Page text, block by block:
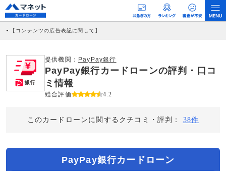
【コンテンツの広告表記に関して】
社に対して企業から紹介報酬が支払われるという収益モデルです。 ただし、特定の
商品を根拠なくPRするものではなく、当編集部の調査／ユーザーへの口コミ収集な
どに基づき、公平性を担保した情報提供を行っています。
>提携企業一覧
提供機関： PayPay銀行
PayPay銀行カードローンの評判・口コ
ミ情報
総合評価 4.2
このカードローンに関するクチコミ・評判： 38件
PayPay銀行カードローン